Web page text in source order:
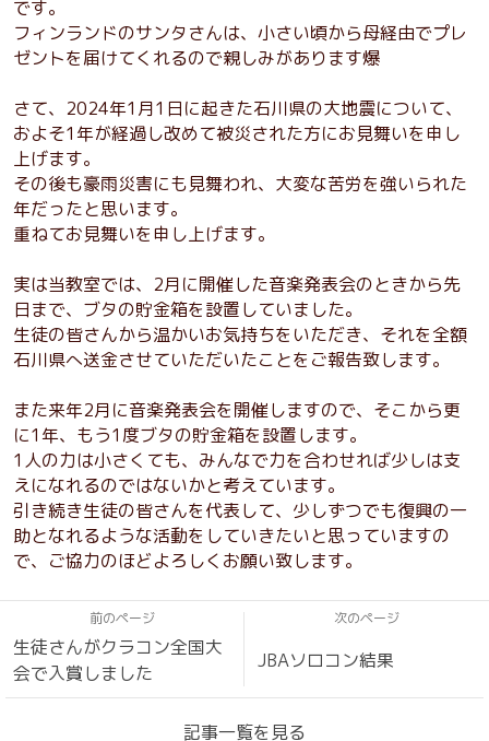
です。
フィンランドのサンタさんは、小さい頃から母経由でプレ
ゼントを届けてくれるので親しみがあります爆
さて、2024年1月1日に起きた石川県の大地震について、
およそ1年が経過し改めて被災された方にお見舞いを申し
上げます。
その後も豪雨災害にも見舞われ、大変な苦労を強いられた
年だったと思います。
重ねてお見舞いを申し上げます。
実は当教室では、2月に開催した音楽発表会のときから先
日まで、ブタの貯金箱を設置していました。
生徒の皆さんから温かいお気持ちをいただき、それを全額
石川県へ送金させていただいたことをご報告致します。
また来年2月に音楽発表会を開催しますので、そこから更
に1年、もう1度ブタの貯金箱を設置します。
1人の力は小さくても、みんなで力を合わせれば少しは支
えになれるのではないかと考えています。
引き続き生徒の皆さんを代表して、少しずつでも復興の一
助となれるような活動をしていきたいと思っていますの
で、ご協力のほどよろしくお願い致します。
前のページ
生徒さんがクラコン全国大
会で入賞しました
次のページ
JBAソロコン結果
記事一覧を見る